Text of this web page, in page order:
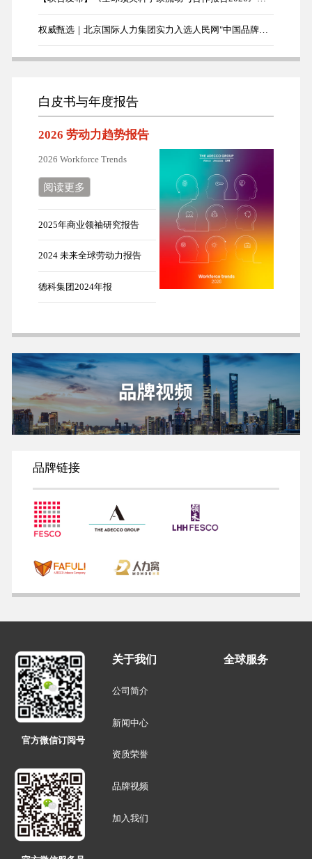
权威甄选｜北京国际人力集团实力入选人民网"中国品牌日"展示品牌
白皮书与年度报告
2026 劳动力趋势报告
2026 Workforce Trends
阅读更多
2025年商业领袖研究报告
2024 未来全球劳动力报告
德科集团2024年报
品牌链接
关于我们
公司简介
新闻中心
资质荣誉
品牌视频
加入我们
全球服务
官方微信订阅号